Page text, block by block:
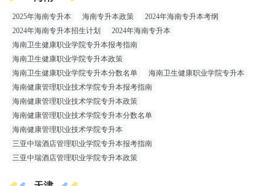
2025年海南专升本 海南专升本政策
2024年海南专升本考纲
2024年海南专升本招生计划
2024年海南专升本
海南卫生健康职业学院专升本报考指南
海南卫生健康职业学院专升本政策
海南卫生健康职业学院专升本分数名单
海南卫生健康职业学院专升本
海南健康管理职业技术学院专升本报考指南
海南健康管理职业技术学院专升本政策
海南健康管理职业技术学院专升本分数名单
海南健康管理职业技术学院专升本
三亚中瑞酒店管理职业学院专升本报考指南
三亚中瑞酒店管理职业学院专升本政策